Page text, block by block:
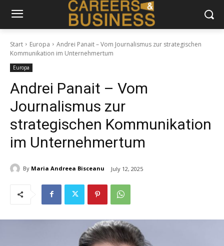
Start Europa
Andrei Panait – Vom Journalismus zur strategischen
Kommunikation im Unternehmertum
Europa
Andrei Panait – Vom
Journalismus zur
strategischen Kommunikation
im Unternehmertum
By Maria Andreea Bisceanu July 12, 2025